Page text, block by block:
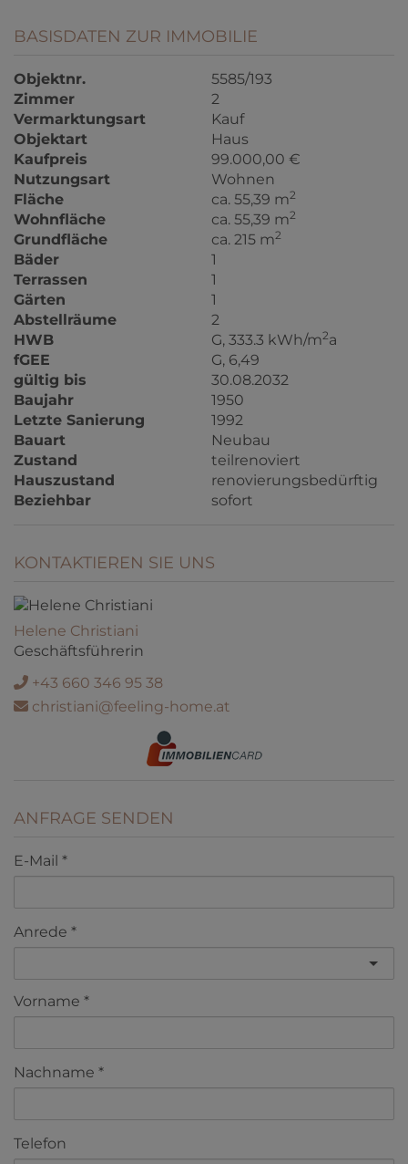
BASISDATEN ZUR IMMOBILIE
Objektnr.
5585/193
Zimmer
2
Vermarktungsart
Kauf
Objektart
Haus
Kaufpreis
99.000,00 €
Nutzungsart
Wohnen
Fläche
ca. 55,39 m2
Wohnfläche ca. 55,39 m2
Grundfläche ca. 215 m2
Bäder
1
Terrassen
1
Gärten
1
Abstellräume
2
HWB
G, 333.3 kWh/m2a
fGEE
G, 6,49
gültig bis
30.08.2032
Baujahr
1950
Letzte Sanierung
1992
Bauart
Neubau
Zustand
teilrenoviert
Hauszustand
renovierungsbedürftig
Beziehbar
sofort
KONTAKTIEREN SIE UNS
Helene Christiani
Geschäftsführerin
+43 660 346 95 38
christiani@feeling-home.at
ANFRAGE SENDEN
E-Mail
Anrede
Vorname
Nachname
Telefon